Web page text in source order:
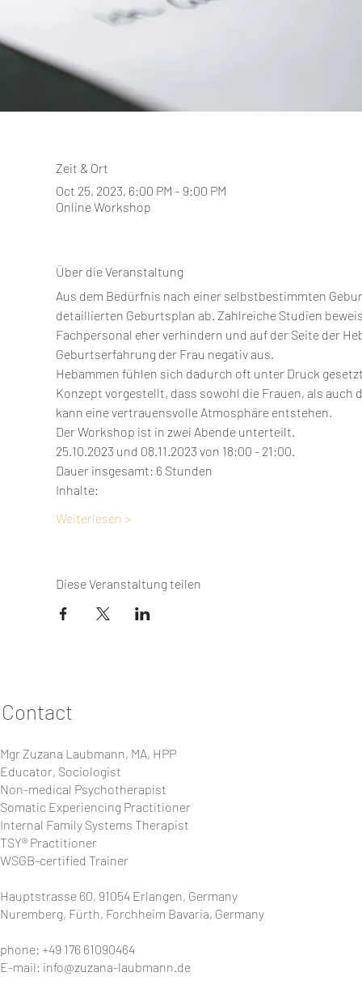
Zeit & Ort
Oct 25, 2023, 6:00 PM – 9:00 PM
Online Workshop
Über die Veranstaltung
Aus dem Bedürfnis nach einer selbstbestimmten
detaillierten Geburtsplan ab. Zahlreiche Studien
Fachpersonal eher verhindern und auf der Seite der
Geburtserfahrung der Frau negativ aus.
Hebammen fühlen sich dadurch oft unter Druck
Konzept vorgestellt, dass sowohl die Frauen, als
kann eine vertrauensvolle Atmosphäre entstehen.
Der Workshop ist in zwei Abende unterteilt.
25.10.2023 und 08.11.2023 von 18:00 - 21:00.
Dauer insgesamt: 6 Stunden
Inhalte:
Weiterlesen >
Diese Veranstaltung teilen
Contact
Mgr Zuzana Laubmann, MA, HPP
Educator, Sociologist
Non-medical Psychotherapist
Somatic Experiencing Practitioner
Internal Family Systems Therapist
TSY® Practitioner
WSGB-certified Trainer
Hauptstrasse 60, 91054 Erlangen, Germany
Nuremberg, Fürth, Forchheim Bavaria, Germany
phone: +49 176 61090464
E-mail: info@zuzana-laubmann.de